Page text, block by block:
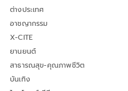
ต่างประเทศ
อาชญากรรม
X-CITE
ยานยนต์
สาธารณสุข-คุณภาพชีวิต
บันเทิง